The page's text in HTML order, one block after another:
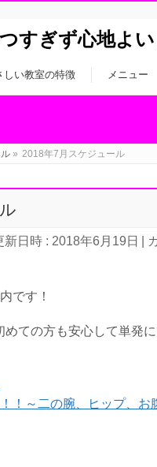
すぎず心地よい
しい教室の特徴 メニュー
» 2018年7月スケジュール
新日時 : 2018年6月19日
です！
ての方も安心して単発
！～二の腕、ヒップ、